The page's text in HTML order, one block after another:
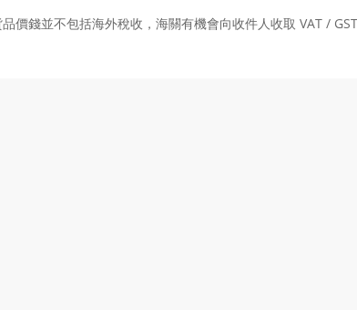
價錢並不包括海外稅收，海關有機會向收件人收取 VAT /